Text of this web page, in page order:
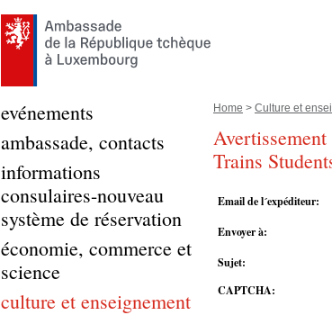
Home > Culture et
Trains
Email de l´expéditeur:
Envoyer à:
Sujet:
CAPTCHA:
evénements
ambassade, contacts
informations
consulaires-nouveau
système de réservation
économie, commerce et
science
culture et enseignement